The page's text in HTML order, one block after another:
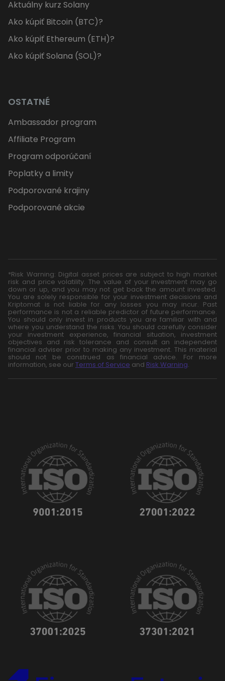
Aktuálny kurz Solany
Ako kúpiť Bitcoin (BTC)?
Ako kúpiť Ethereum (ETH)?
Ako kúpiť Solana (SOL)?
OSTATNÉ
Ambassador program
Affiliate Program
Program odporúčaní
Poplatky a limity
Podporované krajiny
Podporované akcie
*Risk Warning: Digital asset prices are subject to high market
risk and price volatility. The value of your investment may go
down or up, and you may not get back the amount invested.
You are solely responsible for your investment decisions and
Kriptomat is not liable for any losses you may incur. Past
performance is not a reliable predictor of future performance.
You should only invest in products you are familiar with and
where you understand the risks. You should carefully consider
your investment experience, financial situation, investment
objectives and risk tolerance and consult an independent
financial adviser prior to making any investment. This material
should not be construed as financial advice. For more
information, see our Terms of Service and Risk Warning.